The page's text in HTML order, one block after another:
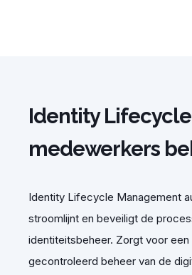
Identity
medewerkers
Identity Lifecycle Management
stroomlijnt en beveiligt de
identiteitsbeheer. Zorgt voor een
gecontroleerd beheer van de